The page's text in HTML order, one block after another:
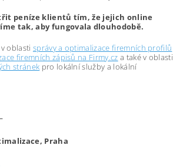
peníze klientů tím, že jejich online
tak, aby fungovala dlouhodobě.
oblasti správy a optimalizace firemních profilů
firemních zápisů na Firmy.cz a také v oblasti
stránek pro lokální služby a lokální
Praha